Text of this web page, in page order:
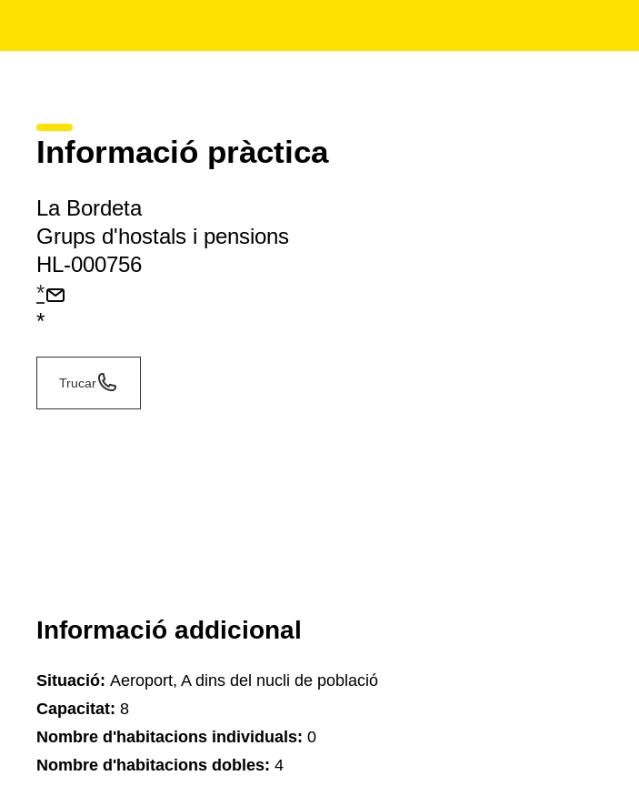
Informació pràctica
La Bordeta
Grups d'hostals i pensions
HL-000756
*
*
Trucar
Informació addicional
Situació: Aeroport, A dins del nucli de població
Capacitat: 8
Nombre d'habitacions individuals: 0
Nombre d'habitacions dobles: 4